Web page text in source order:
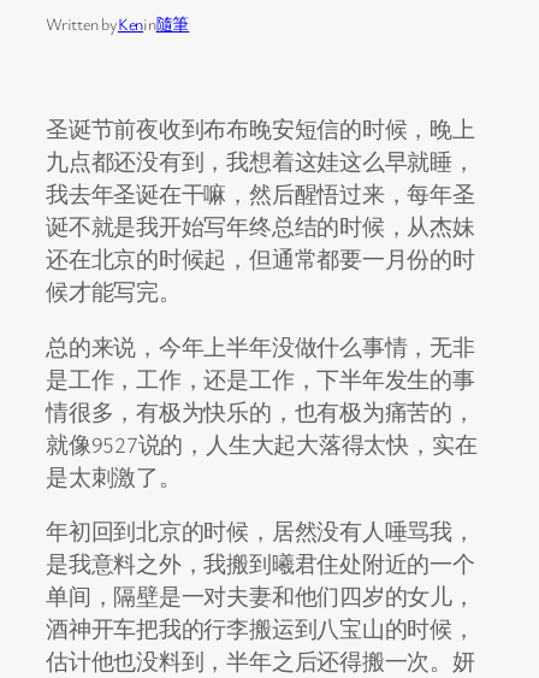
Written byKenin隨筆
圣诞节前夜收到布布晚安短信的时候，晚上
九点都还没有到，我想着这娃这么早就睡，
我去年圣诞在干嘛，然后醒悟过来，每年圣
诞不就是我开始写年终总结的时候，从杰妹
还在北京的时候起，但通常都要一月份的时
候才能写完。
总的来说，今年上半年没做什么事情，无非
是工作，工作，还是工作，下半年发生的事
情很多，有极为快乐的，也有极为痛苦的，
就像9527说的，人生大起大落得太快，实在
是太刺激了。
年初回到北京的时候，居然没有人唾骂我，
是我意料之外，我搬到曦君住处附近的一个
单间，隔壁是一对夫妻和他们四岁的女儿，
酒神开车把我的行李搬运到八宝山的时候，
估计他也没料到，半年之后还得搬一次。妍